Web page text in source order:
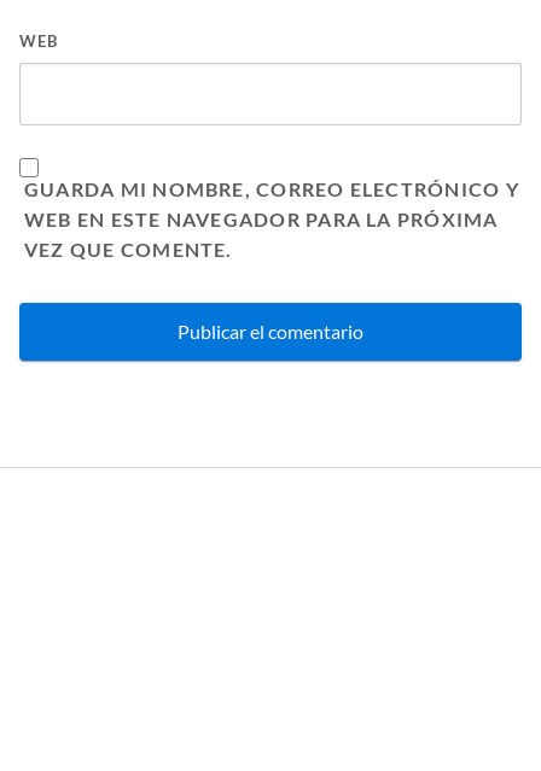
WEB
GUARDA MI NOMBRE, CORREO ELECTRÓNICO Y
WEB EN ESTE NAVEGADOR PARA LA PRÓXIMA
VEZ QUE COMENTE.